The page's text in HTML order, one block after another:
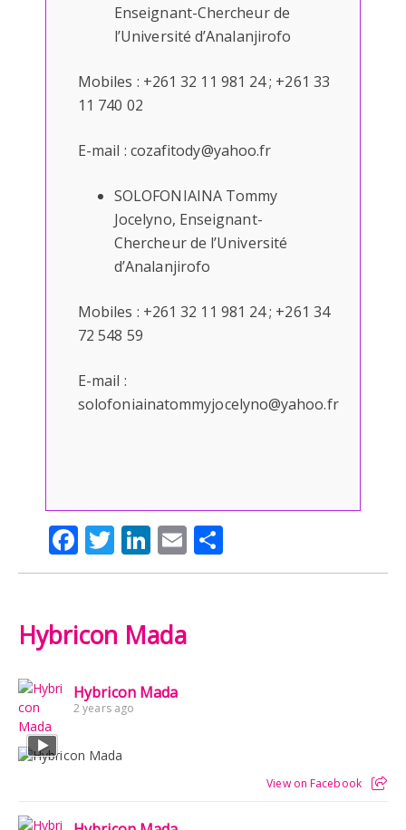
Enseignant-Chercheur de
l’Université d’Analanjirofo
Mobiles : +261 32 11 981 24 ; +261 33
11 740 02
E-mail : cozafitody@yahoo.fr
SOLOFONIAINA Tommy
Jocelyno, Enseignant-
Chercheur de l’Université
d’Analanjirofo
Mobiles : +261 32 11 981 24 ; +261 34
72 548 59
E-mail :
solofoniainatommyjocelyno@yahoo.fr
Facebook
Twitter
LinkedIn
Email
Hybricon Mada
Hybricon Mada
2 years ago
View on Facebook